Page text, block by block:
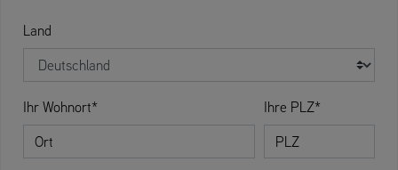
Land
Ihr Wohnort* Ihre PLZ*